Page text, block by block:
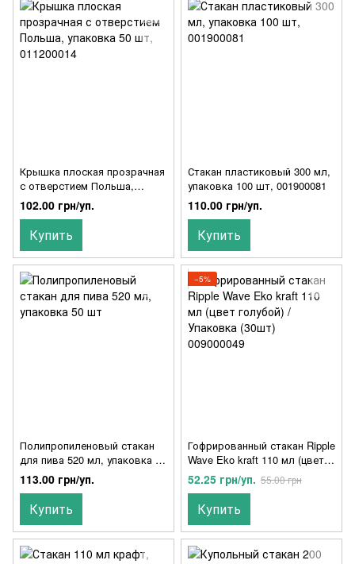
Крышка плоская прозрачная
с отверстием Польша,
упаковка 50 шт, 011200014
102.00 грн/уп.
Купить
Стакан пластиковый 300 мл,
упаковка 100 шт, 001900081
110.00 грн/уп.
Купить
Полипропиленовый стакан
для пива 520 мл, упаковка 50
шт
113.00 грн/уп.
Купить
−5%
Гофрированный стакан Ripple
Wave Eko kraft 110 мл (цвет
голубой) / Упаковка (30шт)
009000049
52.25 грн/уп. 55.00 грн
Купить